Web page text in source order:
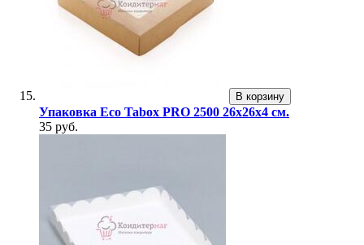
В корзину
Упаковка Eco Tabox PRO 2500 26х26х4 см.
35 руб.